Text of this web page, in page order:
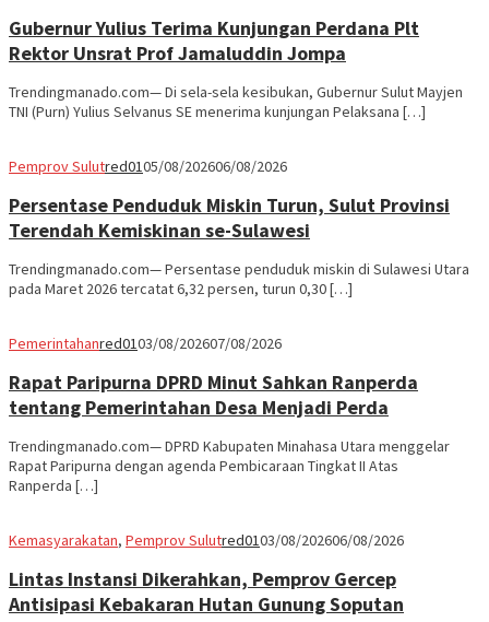
Gubernur Yulius Terima Kunjungan Perdana Plt
Rektor Unsrat Prof Jamaluddin Jompa
Trendingmanado.com— Di sela-sela kesibukan, Gubernur Sulut Mayjen
TNI (Purn) Yulius Selvanus SE menerima kunjungan Pelaksana […]
Pemprov Sulutred0105/08/202606/08/2026
Persentase Penduduk Miskin Turun, Sulut Provinsi
Terendah Kemiskinan se-Sulawesi
Trendingmanado.com— Persentase penduduk miskin di Sulawesi Utara
pada Maret 2026 tercatat 6,32 persen, turun 0,30 […]
Pemerintahanred0103/08/202607/08/2026
Rapat Paripurna DPRD Minut Sahkan Ranperda
tentang Pemerintahan Desa Menjadi Perda
Trendingmanado.com— DPRD Kabupaten Minahasa Utara menggelar
Rapat Paripurna dengan agenda Pembicaraan Tingkat II Atas
Ranperda […]
Kemasyarakatan, Pemprov Sulutred0103/08/202606/08/2026
Lintas Instansi Dikerahkan, Pemprov Gercep
Antisipasi Kebakaran Hutan Gunung Soputan